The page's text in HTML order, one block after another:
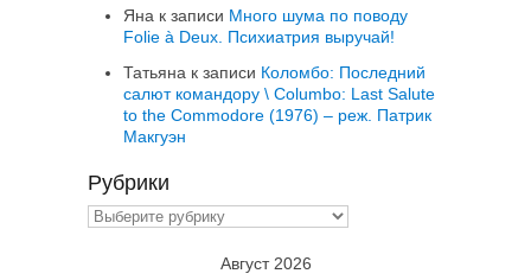
Яна к записи Много шума по поводу
Folie à Deux. Психиатрия выручай!
Татьяна к записи Коломбо: Последний
салют командору \ Columbo: Last Salute
to the Commodore (1976) – реж. Патрик
Макгуэн
Рубрики
Рубрики
Август 2026